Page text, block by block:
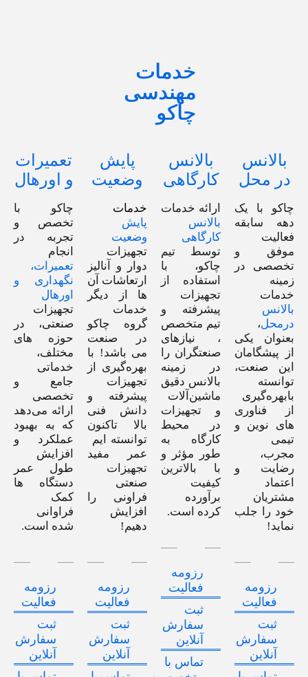
خدمات
مهندسی
چاکو
بالانس
در محل
چاکو با یک
دهه سابقه‌
فعالیت
موفق و
تخصصی در
زمینه
خدمات
بالانس
درمحل،
بعنوان یکی
از پیشگامان
این صنعت،
توانسته
بابهره‌گیری
از فناوری
های نوین و
تیمی
مجرب،
رضایت و
اعتماد
مشتریان
خود را جلب
نماید!
رزومه
فعالیت
ثبت
سفارش
آنلاین
بالانس
کارگاهی
ارائه خدمات
بالانس
کارگاهی
توسط تیم
چاکو، با
استفاده از
تجهیزات
پیشرفته و
تیم متخصص
، نیازهای
صنعتگران را
در زمینه
بالانس دقیق
ماشین‌آلات
و تجهیزات
در محیط
کارگاه به
طور مؤثر و
با بالاترین
کیفیت
برآورده
کرده است.
رزومه
فعالیت
ثبت
سفارش
آنلاین
تماس با
پایش
وضعیت
خدمات
پایش
وضعیت
تجهیزات
دوار و آنالیز
ارتعاشات آن
ها از دیگر
خدمات
گروه چاکو
در صنعت
می باشد! با
بهره‌گیری از
تجهیزات
پیشرفته و
دانش فنی
بالا تاکنون
توانسته ایم
عمر مفید
تجهیزات
صنعتی
فراونی را
افزایش
دهیم!
رزومه
فعالیت
ثبت
سفارش
آنلاین
تعمیرات
و اورهال
چاکو با
تخصص و
تجربه در
انجام
تعمیرات،
نگهداری و
اورهال
تجهیزات
صنعتی، در
حوزه های
مختلف،
خدماتی
جامع و
تخصصی
ارائه می‌دهد
که به بهبود
عملکرد و
افزایش
طول عمر
دستگاه ها
کمک
فراوانی
شده است.
رزومه
فعالیت
ثبت
سفارش
آنلاین